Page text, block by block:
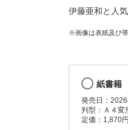
伊藤亜和と人
※画像は表紙及び
紙書籍
発売日：
判型：Ａ４変
定価：1,870